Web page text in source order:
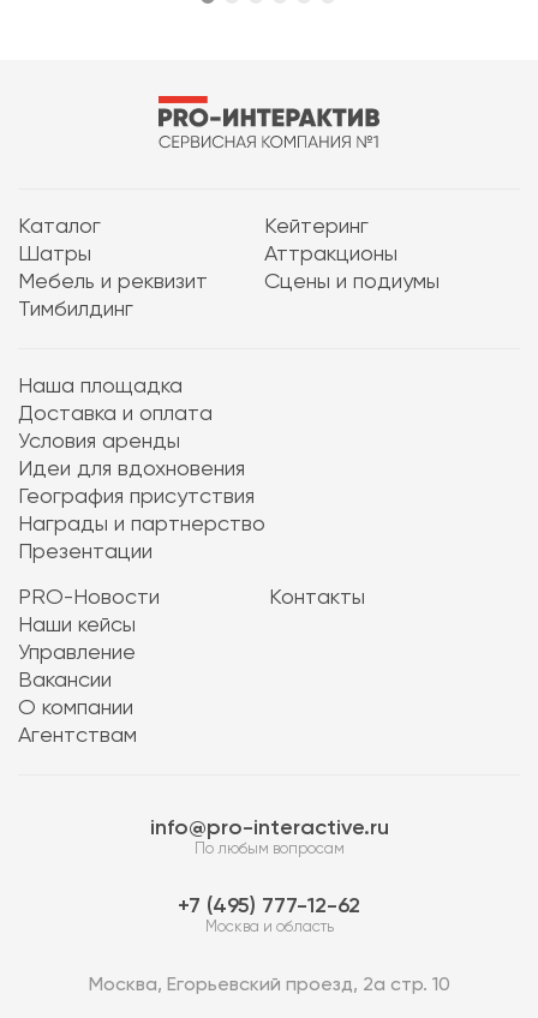
Каталог
Кейтеринг
Шатры
Аттракционы
Мебель и реквизит
Сцены и подиумы
Тимбилдинг
Наша площадка
Доставка и оплата
Условия аренды
Идеи для вдохновения
География присутствия
Награды и партнерство
Презентации
PRO-Новости
Наши кейсы
Управление
Вакансии
О компании
Агентствам
Контакты
info@pro-interactive.ru
По любым вопросам
7 (495) 777-12-62
Москва и область
Москва, Егорьевский проезд, 2а стр. 10